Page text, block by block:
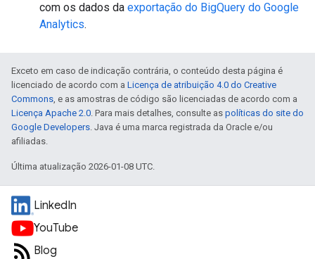
com os dados da exportação do BigQuery do Google
Analytics.
Exceto em caso de indicação contrária, o conteúdo desta página é
licenciado de acordo com a Licença de atribuição 4.0 do Creative
Commons, e as amostras de código são licenciadas de acordo com a
Licença Apache 2.0. Para mais detalhes, consulte as políticas do site do
Google Developers. Java é uma marca registrada da Oracle e/ou
afiliadas.
Última atualização 2026-01-08 UTC.
LinkedIn
YouTube
Blog